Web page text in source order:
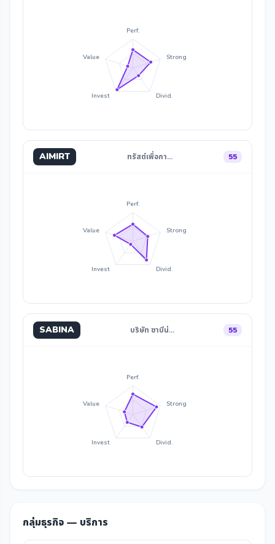
Perf.
Strong
Divid.
Invest
Value
AIMIRT ทรัสต์เพื่อกา… 55
Perf.
Strong
Divid.
Invest
Value
SABINA บริษัท ซาบีน่… 55
Perf.
Strong
Divid.
Invest
Value
กลุ่มธุรกิจ — บริการ